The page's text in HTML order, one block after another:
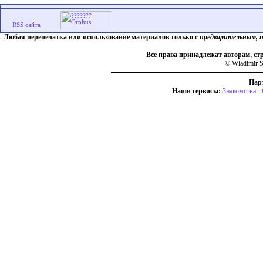
Любая перепечатка или использование материалов только с предварительным,
Все права принадлежат авторам,
© Wladimir
Наши сервисы: Знакомства -